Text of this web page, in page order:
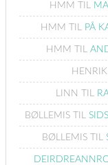
HMM TIL
HMM TIL PÅ
HMM TIL
HENRIK
LINN TIL
BØLLEMIS TIL
BØLLEMISTIL